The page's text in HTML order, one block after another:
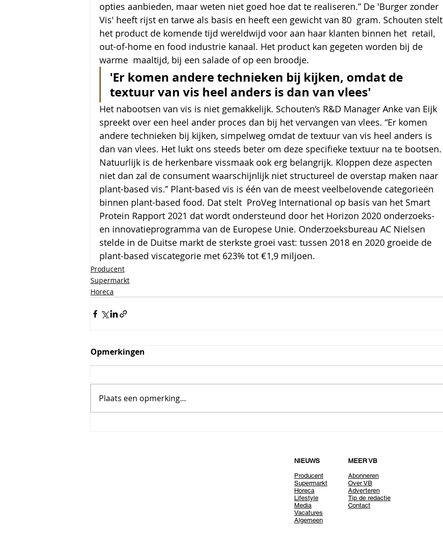
opties aanbieden, maar weten niet goed hoe dat te realiseren.” De 'Burger zonder
Vis' heeft rijst en tarwe als basis en heeft een gewicht van 80  gram. Schouten stelt
het product de komende tijd wereldwijd voor aan haar klanten binnen het  retail,
out-of-home en food industrie kanaal. Het product kan gegeten worden bij de
warme  maaltijd, bij een salade of op een broodje.
'Er komen andere technieken bij kijken, omdat de
textuur van vis heel anders is dan van vlees'
Het nabootsen van vis is niet gemakkelijk. Schouten’s R&D Manager Anke van Eijk
spreekt over een heel ander proces dan bij het vervangen van vlees. “Er komen
andere technieken bij kijken, simpelweg omdat de textuur van vis heel anders is
dan van vlees. Het lukt ons steeds beter om deze specifieke textuur na te bootsen.
Natuurlijk is de herkenbare vissmaak ook erg belangrijk. Kloppen deze aspecten
niet dan zal de consument waarschijnlijk niet structureel de overstap maken naar
plant-based vis.’’ Plant-based vis is één van de meest veelbelovende categorieën
binnen plant-based food. Dat stelt  ProVeg International op basis van het Smart
Protein Rapport 2021 dat wordt ondersteund door het Horizon 2020 onderzoeks-
en innovatieprogramma van de Europese Unie. Onderzoeksbureau AC Nielsen
stelde in de Duitse markt de sterkste groei vast: tussen 2018 en 2020 groeide de
plant-based viscategorie met 623% tot €1,9 miljoen.
Producent
Supermarkt
Horeca
Opmerkingen
Plaats een opmerking...
NIEUWS
Producent
Supermarkt
Horeca
Lifestyle
Media
Vacatures
Algemeen
MEER VB
Abonneren
Over VB
Adverteren
Tip de redactie
Contact